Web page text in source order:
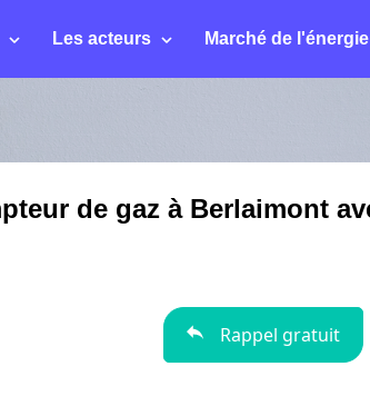
Les acteurs Marché de l'énergie